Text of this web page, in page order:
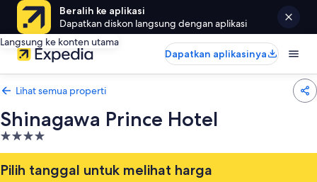
Beralih ke aplikasi
Dapatkan diskon langsung dengan aplikasi
Langsung ke konten utama
Dapatkan aplikasinya
Lihat semua properti
Shinagawa Prince Hotel
Properti
bintang
4.0
Pilih tanggal untuk melihat harga